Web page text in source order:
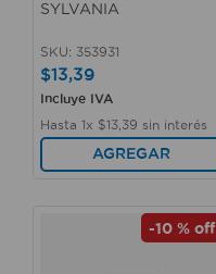
SYLVANIA
SKU: 353931
$13,39
Incluye IVA
Hasta 1x $13 39 sin interés
AGREGAR
-10 % off